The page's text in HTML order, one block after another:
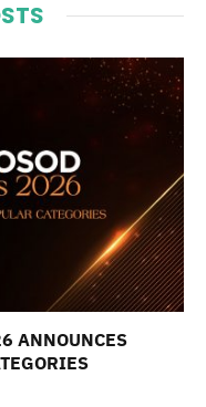
ANNOUNCES